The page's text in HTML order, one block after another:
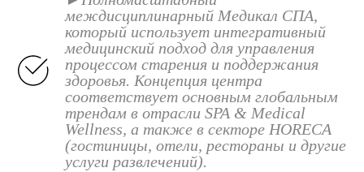
междисциплинарный Медикал СПА,
который использует интегративный
медицинский подход для управления
процессом старения и поддержания
здоровья. Концепция центра
соответствует основным глобальным
трендам в отрасли SPA & Medical
Wellness, а также в секторе HORECA
(гостиницы, отели, рестораны и другие
услуги развлечений).